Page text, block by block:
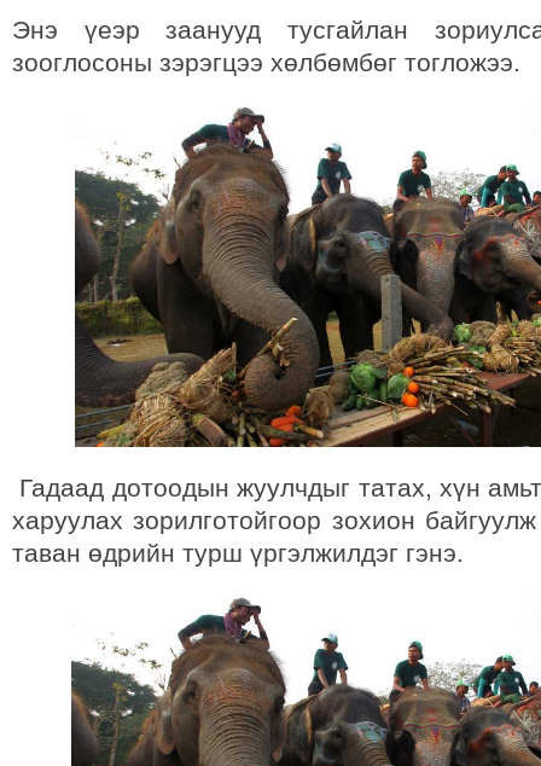
Энэ үеэр заанууд тусгайлан
зооглосоны зэрэгцээ хөлбөмбөг тогложээ.
Гадаад дотоодын жуулчдыг татах, хүн
харуулах зорилготойгоор зохион
таван өдрийн турш үргэлжилдэг гэнэ.